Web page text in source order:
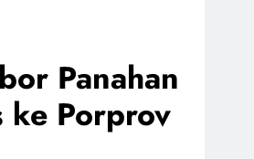
Panahan
ke Porprov